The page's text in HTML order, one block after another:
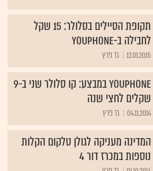
תקופת הסיילים בסלולר: 15 שקל
לחבילה ב-YouPhone
12.01.2015 גד פרץ
YouPhone במבצע: קו סלולר שני ב-9
שקלים לחצי שנה
04.11.2014 גד פרץ
המדינה מעניקה לגולן טלקום הקלות
נוספות במכרז דור 4